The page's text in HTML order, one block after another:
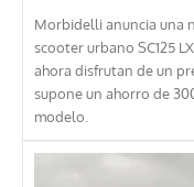
Morbidelli anuncia una
scooter urbano SC125
ahora disfrutan de un
supone un ahorro de
modelo.